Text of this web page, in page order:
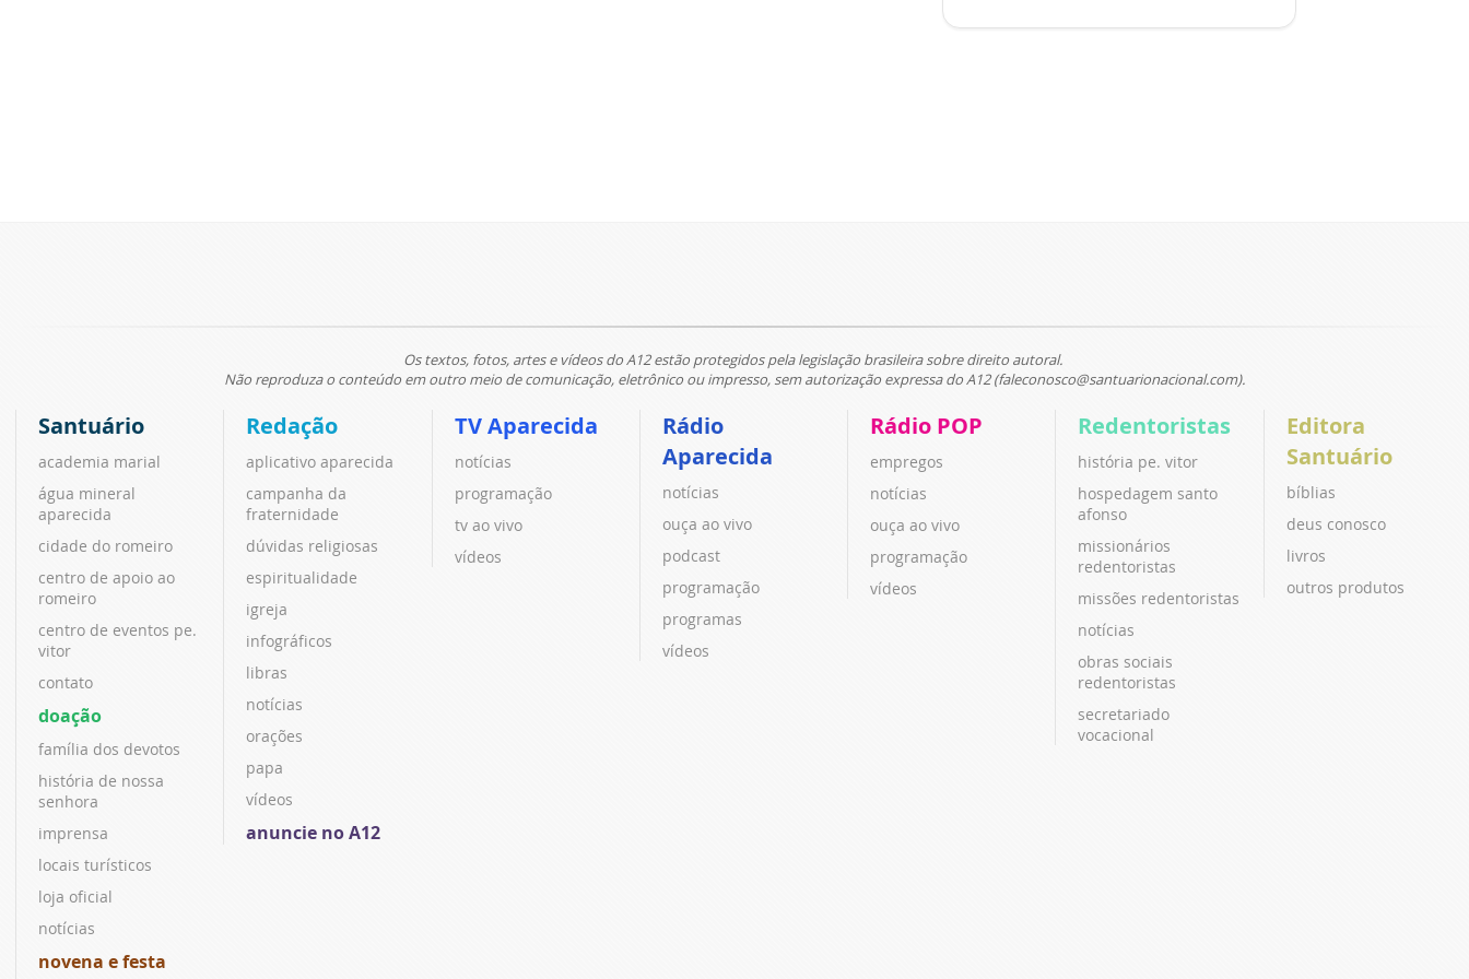
Os textos, fotos, artes e vídeos do A12 estão protegidos pela legislação brasileira sobre direito autoral.
Não reproduza o conteúdo em outro meio de comunicação, eletrônico ou impresso, sem autorização expressa do A12 (faleconosco@santuarionacional.com).
Santuário
academia marial
água mineral
aparecida
cidade do romeiro
centro de apoio ao
romeiro
centro de eventos pe.
vitor
contato
doação
família dos devotos
história de nossa
senhora
imprensa
locais turísticos
loja oficial
notícias
novena e festa
Redação
aplicativo aparecida
campanha da
fraternidade
dúvidas religiosas
espiritualidade
igreja
infográficos
libras
notícias
orações
papa
vídeos
anuncie no A12
TV Aparecida
notícias
programação
tv ao vivo
vídeos
Rádio
Aparecida
notícias
ouça ao vivo
podcast
programação
programas
vídeos
Rádio POP
empregos
notícias
ouça ao vivo
programação
vídeos
Redentoristas
história pe. vitor
hospedagem santo
afonso
missionários
redentoristas
missões redentoristas
notícias
obras sociais
redentoristas
secretariado
vocacional
Editora
Santuário
bíblias
deus conosco
livros
outros produtos